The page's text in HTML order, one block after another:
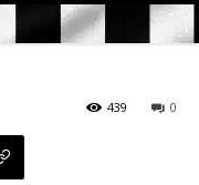
0
439